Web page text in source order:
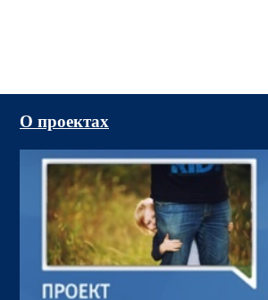
О проектах